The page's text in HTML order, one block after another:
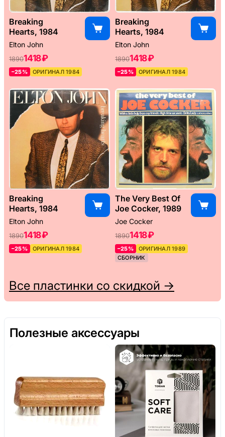
Breaking
Hearts, 1984
Elton John
18901418 ₽
–25% ОРИГИНАЛ 1984
Breaking
Hearts, 1984
Elton John
18901418 ₽
–25% ОРИГИНАЛ 1984
Breaking
Hearts, 1984
Elton John
18901418 ₽
–25% ОРИГИНАЛ 1984
The Very Best Of
Joe Cocker, 1989
Joe Cocker
18901418 ₽
–25%
ОРИГИНАЛ 1989
СБОРНИК
Все пластинки со скидкой →
Полезные аксессуары